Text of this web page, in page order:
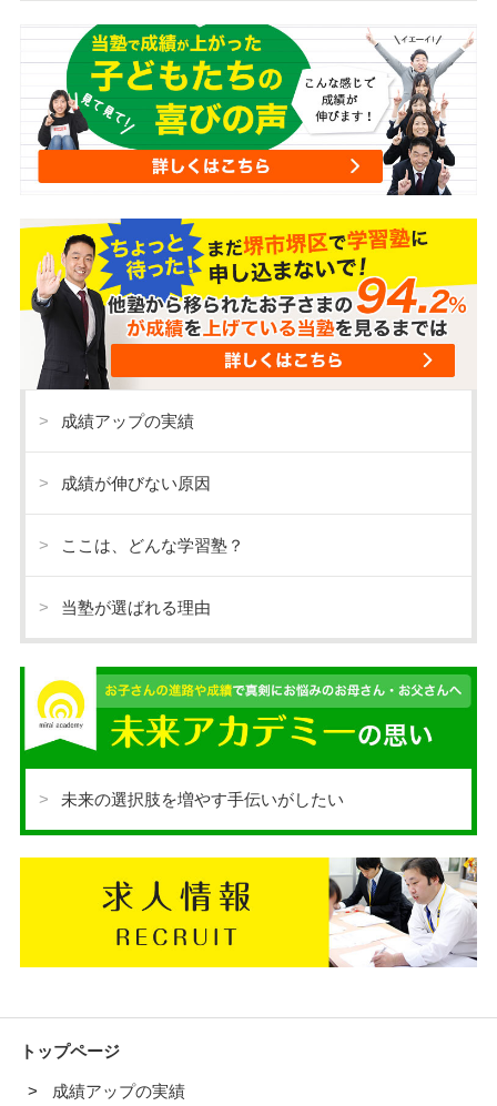
成績アップの実績
成績が伸びない原因
ここは、どんな学習塾？
当塾が選ばれる理由
未来の選択肢を増やす手伝いがしたい
トップページ
成績アップの実績